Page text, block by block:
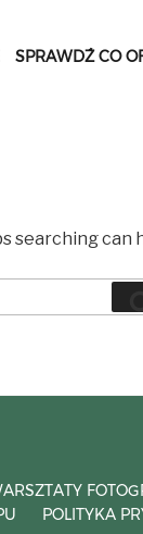
to
SPRAWDŹ CO
searching can
POLITYKA